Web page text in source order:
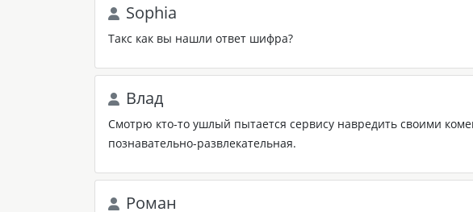
Sophia
Такс как вы нашли ответ шифра?
Влад
Смотрю кто-то ушлый пытается сервису навредить своими
познавательно-развлекательная.
Роман